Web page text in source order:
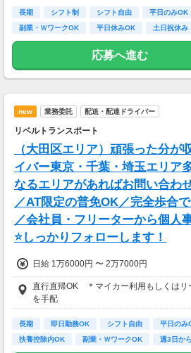
どちらも叶えられる環境です。
しっかり稼ぎたい方にもオススメ◎
「月収50万円以上」を目指す方も
多数活躍しています！
■その他にも豊富な案件あり！
￣￣￣￣￣￣￣￣￣￣￣￣￣￣
⇒日給18,000円～27,000円以上！
▶案件によっては日給27,000円超も可能！
▶安定して稼ぎたい方にピッタリ◎
【台車での配送】
⇒日給17,000円～24,000円！
▶免許不要でスタートOK！
◎
長期 シフト制 シフト自由 平日のみOK
副業・ＷワークOK
平日休みOK 土日祝休み
応募へ進む
new 業務委託 配送・配達ドライバー
リベルトランスポート
（大田区エリア）頑張った分が
イバー東京・千葉・埼玉エリア
なるエリアがあればお問い合わ
／AT限定の普免OK／完全歩合
／会社員・フリーターから個人
⭐しっかりフォローします！
日給 1万6000円 〜 2万7000円
直行直帰OK ＊マイカー利用もしくはリ
を手配
長期 即日勤務OK シフト自由 平日のみ
扶養控除内OK
副業・ＷワークOK 週3日か